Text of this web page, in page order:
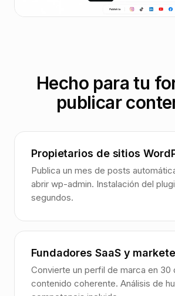
Hecho para tu
publicar
Propietarios de sitios
Publica un mes de posts
abrir wp-admin. Instalación del
segundos.
Fundadores SaaS y
Convierte un perfil de marca en 30
contenido coherente. Análisis de